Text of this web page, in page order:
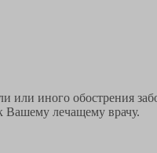
иного обострения
Вашему лечащему врачу.